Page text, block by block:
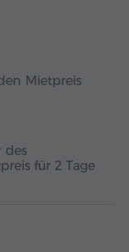
Mietpreis
des
für 2 Tage